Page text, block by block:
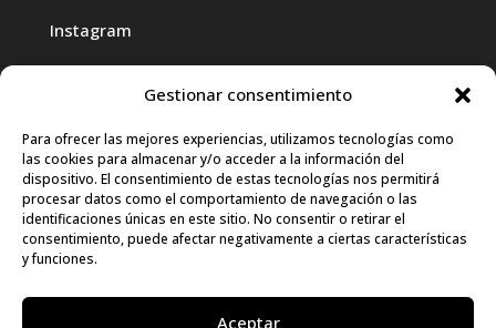
Gestionar consentimiento
Para ofrecer las mejores experiencias, utilizamos tecnologías como
las cookies para almacenar y/o acceder a la información del
dispositivo. El consentimiento de estas tecnologías nos permitirá
procesar datos como el comportamiento de navegación o las
identificaciones únicas en este sitio. No consentir o retirar el
consentimiento, puede afectar negativamente a ciertas características
y funciones.
Aceptar
Instagram
Haz clic para aceptar cookies de
marketing y permitir este contenido